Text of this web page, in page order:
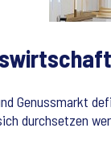
Genussmarkt
durchsetzen